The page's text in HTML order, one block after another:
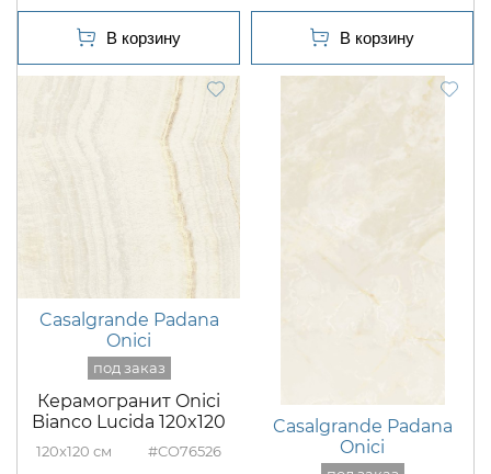
Casalgrande Padana
Onici
Керамогранит Onici
Bianco Lucida 120x120
120x120 #CO76526
Casalgrande Padana
Onici